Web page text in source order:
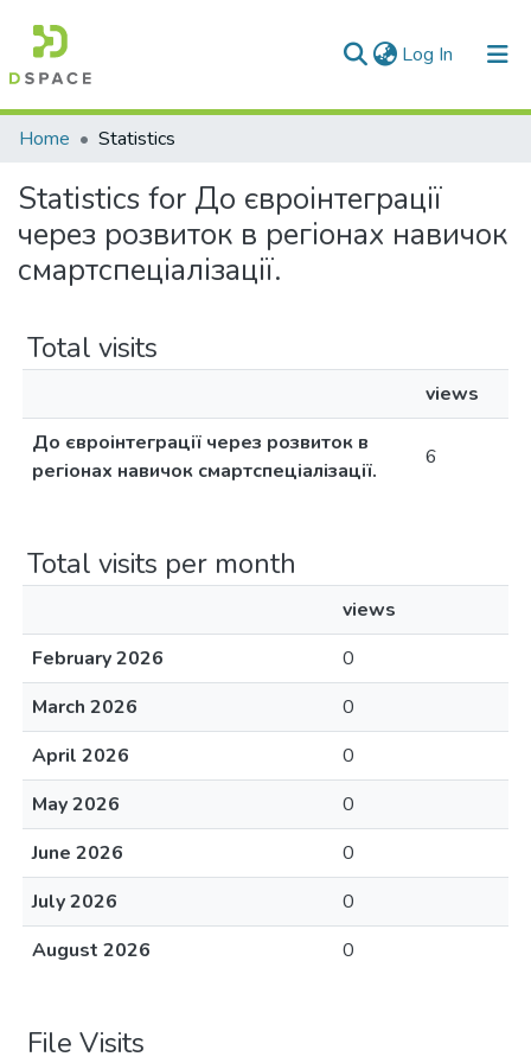
Log In (current)
Communities & Collections
All of DSpace
Home Statistics
Statistics for До євроінтеграції
через розвиток в регіонах навичок
смартспеціалізації.
Total visits
views
До євроінтеграції через розвиток в
регіонах навичок смартспеціалізації.
6
Total visits per month
views
February 2026
0
March 2026
0
April 2026
0
May 2026
0
June 2026
0
July 2026
0
August 2026
0
File Visits